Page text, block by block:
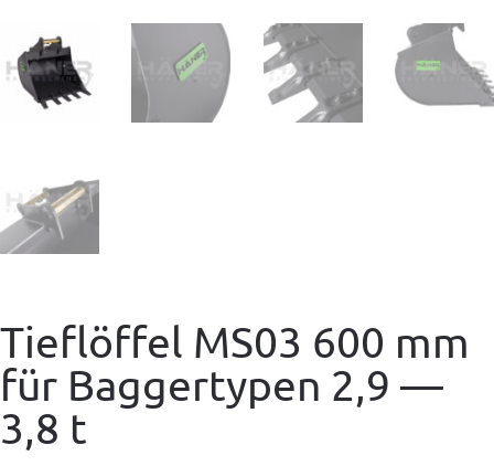
Tieflöffel MS03 600 mm
für Baggertypen 2,9 —
3,8 t